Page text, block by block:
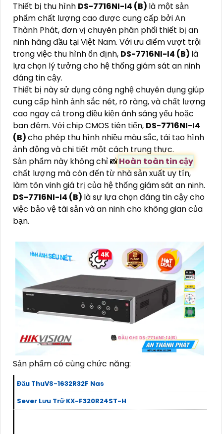
Thiết bị thu hình DS-7716NI-I4 (B) là một sản
phẩm chất lượng cao được cung cấp bởi An
Thành Phát, đơn vị chuyên phân phối thiết bị an
ninh hàng đầu tại Việt Nam. Với ưu điểm vượt trội
trong việc thu hình ổn định, DS-7716NI-I4 (B) là
lựa chọn lý tưởng cho hệ thống giám sát an ninh
đáng tin cậy.
Thiết bị này sử dụng công nghệ chuyên dụng giúp
cung cấp hình ảnh sắc nét, rõ ràng, và chất lượng
cao ngay cả trong điều kiện ánh sáng yếu hoặc
ban đêm. Với chip CMOS tiên tiến, DS-7716NI-I4
(B)cho phép thu hình nhiều màu sắc, tái tạo hình
ảnh động và chi tiết một cách trung thực.
Sản phẩm này không chỉ 📸Hoàn toàn tin cậy
chất lượng mà còn đến từ nhà sản xuất uy tín,
làm tôn vinh giá trị của hệ thống giám sát an ninh.
DS-7716NI-I4 (B) là sự lựa chọn đáng tin cậy cho
việc bảo vệ tài sản và an ninh cho không gian của
bạn.
Sản phẩm có cùng chức năng:
Đầu ThuVS-1632R32F Nas
Sever Lưu Trữ KX-F320R24ST-H